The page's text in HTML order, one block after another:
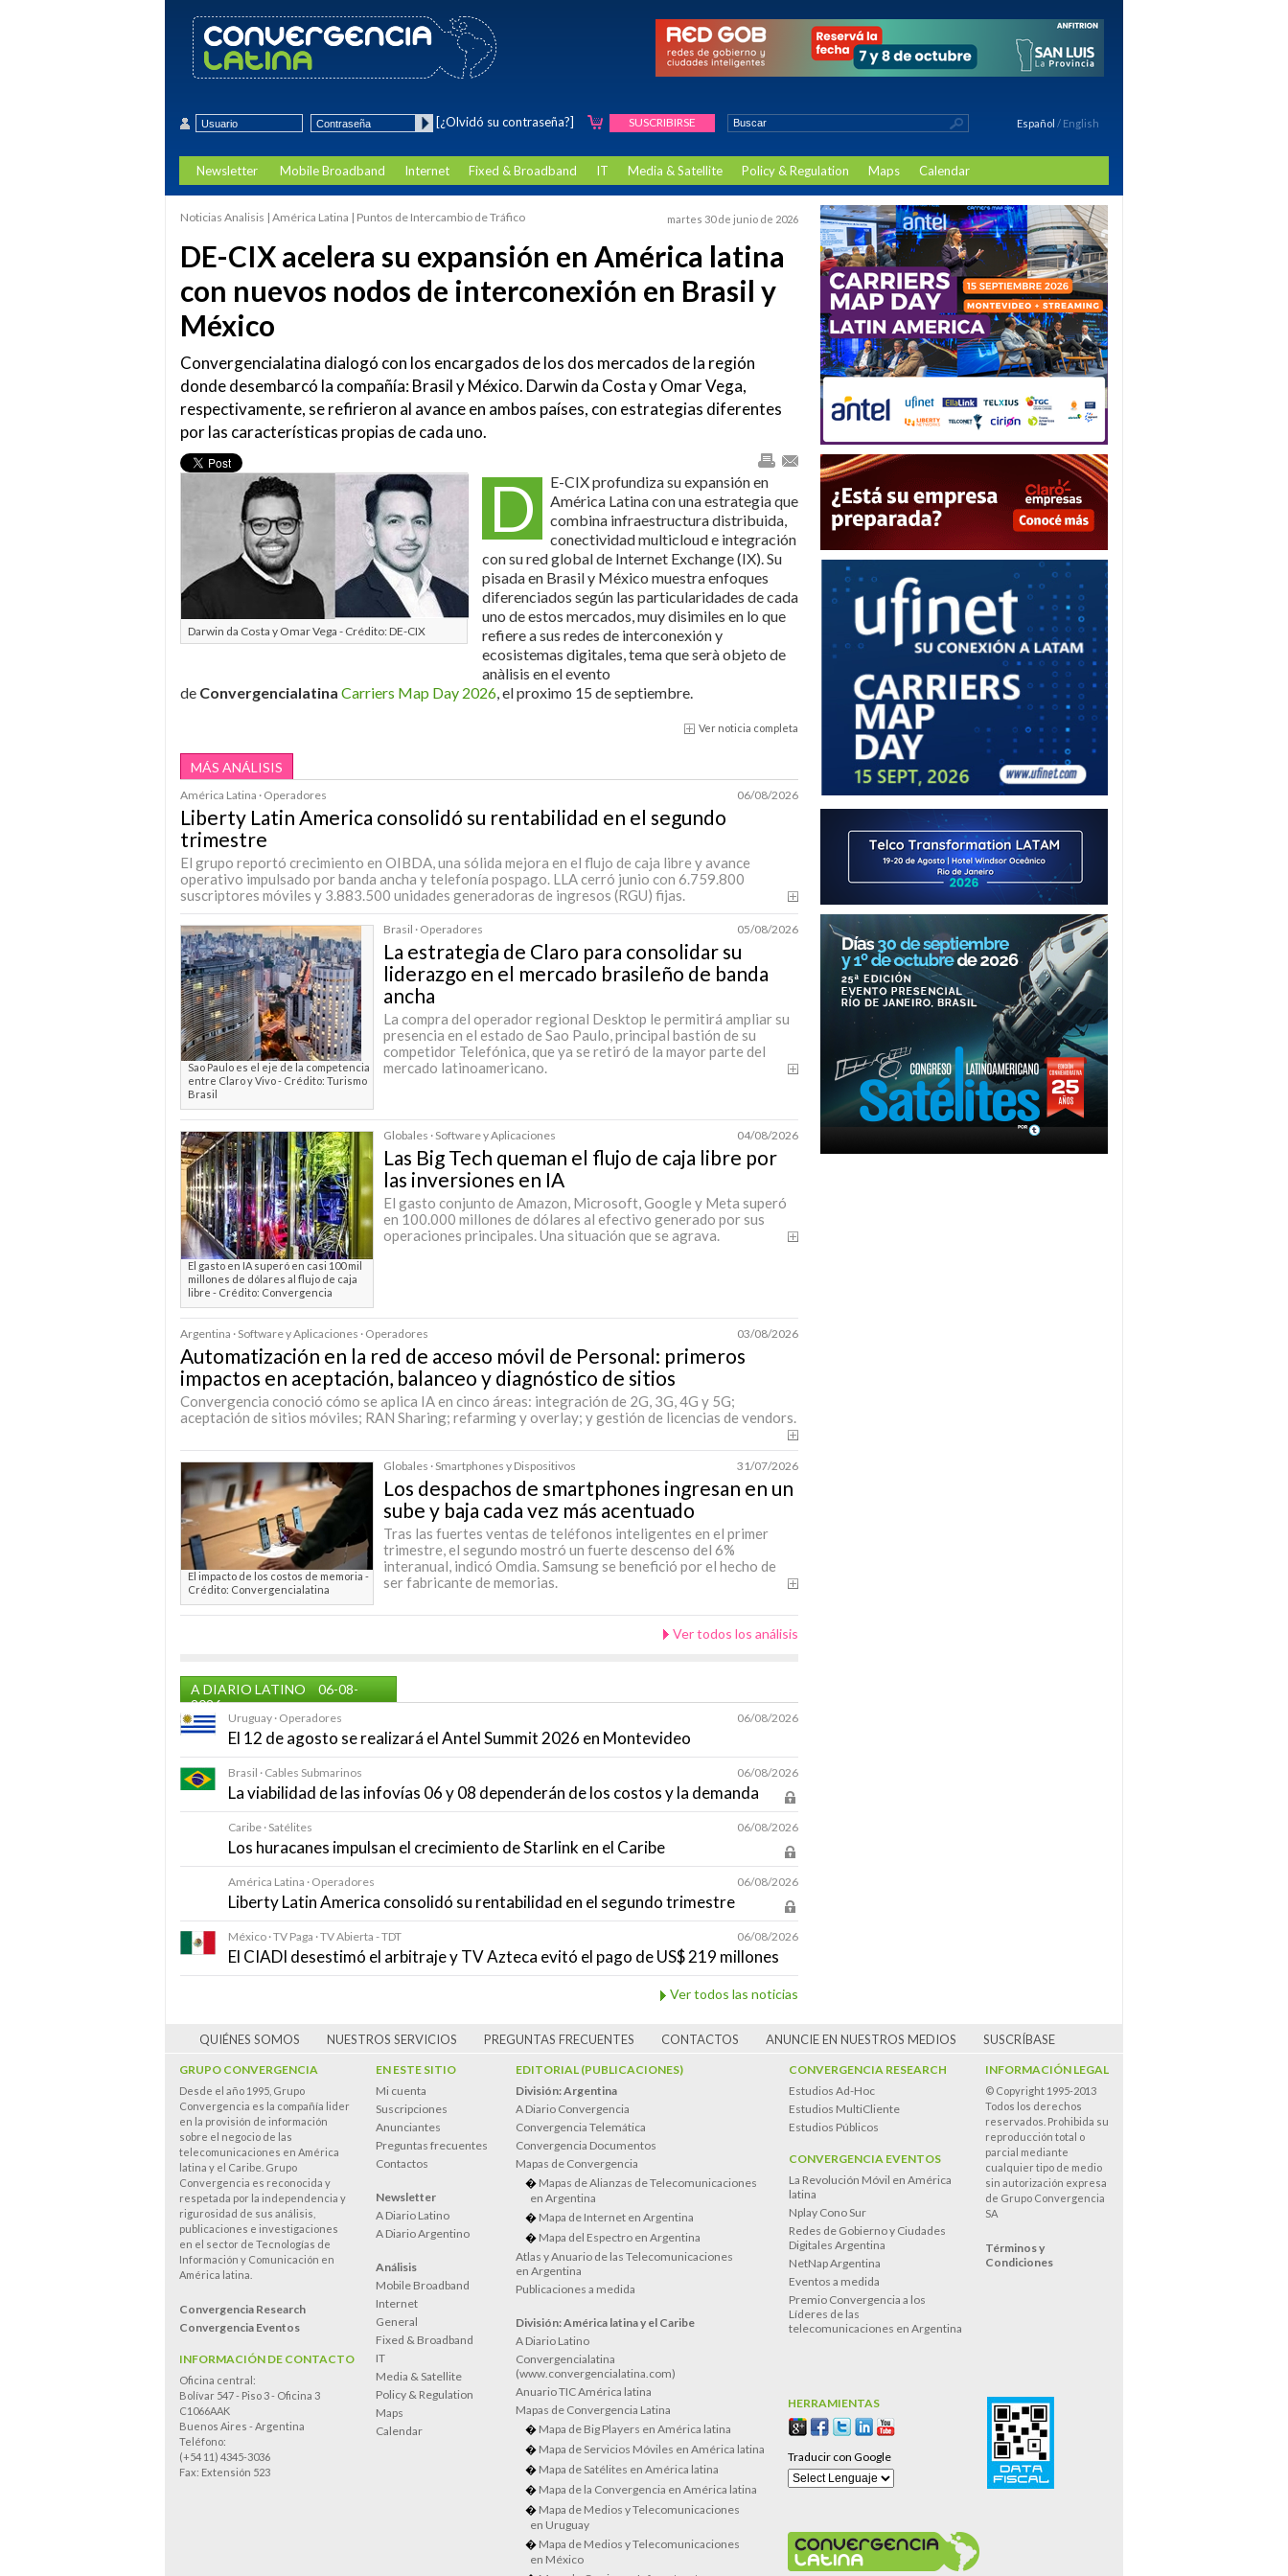
[¿Olvidó su contraseña?] SUSCRIBIRSE Español / English
Newsletter Mobile Broadband Internet Fixed & Broadband IT Media & Satellite Policy & Regulation Maps Calendar
martes 30 de junio de 2026
Noticias Analisis | América Latina | Puntos de Intercambio de Tráfico
DE-CIX acelera su expansión en América latina
con nuevos nodos de interconexión en Brasil y
México
Convergencialatina dialogó con los encargados de los dos mercados de la región
donde desembarcó la compañía: Brasil y México. Darwin da Costa y Omar Vega,
respectivamente, se refirieron al avance en ambos países, con estrategias diferentes
por las características propias de cada uno.
Darwin da Costa y Omar Vega - Crédito: DE-CIX
D
E-CIX profundiza su expansión en
América Latina con una estrategia que
combina infraestructura distribuida,
conectividad multicloud e integración
con su red global de Internet Exchange (IX). Su
pisada en Brasil y México muestra enfoques
diferenciados según las particularidades de cada
uno de estos mercados, muy disimiles en lo que
refiere a sus redes de interconexión y
ecosistemas digitales, tema que serà objeto de
anàlisis en el evento
de Convergencialatina Carriers Map Day 2026, el proximo 15 de septiembre.
Ver noticia completa
MÁS ANÁLISIS
América Latina · Operadores 06/08/2026
Liberty Latin America consolidó su rentabilidad en el segundo
trimestre
El grupo reportó crecimiento en OIBDA, una sólida mejora en el flujo de caja libre y avance
operativo impulsado por banda ancha y telefonía pospago. LLA cerró junio con 6.759.800
suscriptores móviles y 3.883.500 unidades generadoras de ingresos (RGU) fijas.
Sao Paulo es el eje de la competencia
entre Claro y Vivo - Crédito: Turismo
Brasil
Brasil · Operadores 05/08/2026
La estrategia de Claro para consolidar su
liderazgo en el mercado brasileño de banda
ancha
La compra del operador regional Desktop le permitirá ampliar su
presencia en el estado de Sao Paulo, principal bastión de su
competidor Telefónica, que ya se retiró de la mayor parte del
mercado latinoamericano.
El gasto en IA superó en casi 100 mil
millones de dólares al flujo de caja
libre - Crédito: Convergencia
Globales · Software y Aplicaciones 04/08/2026
Las Big Tech queman el flujo de caja libre por
las inversiones en IA
El gasto conjunto de Amazon, Microsoft, Google y Meta superó
en 100.000 millones de dólares al efectivo generado por sus
operaciones principales. Una situación que se agrava.
Argentina · Software y Aplicaciones · Operadores 03/08/2026
Automatización en la red de acceso móvil de Personal: primeros
impactos en aceptación, balanceo y diagnóstico de sitios
Convergencia conoció cómo se aplica IA en cinco áreas: integración de 2G, 3G, 4G y 5G;
aceptación de sitios móviles; RAN Sharing; refarming y overlay; y gestión de licencias de vendors.
El impacto de los costos de memoria -
Crédito: Convergencialatina
Globales · Smartphones y Dispositivos 31/07/2026
Los despachos de smartphones ingresan en un
sube y baja cada vez más acentuado
Tras las fuertes ventas de teléfonos inteligentes en el primer
trimestre, el segundo mostró un fuerte descenso del 6%
interanual, indicó Omdia. Samsung se benefició por el hecho de
ser fabricante de memorias.
Ver todos los análisis
A DIARIO LATINO
06-08-
2026
Uruguay · Operadores 06/08/2026
El 12 de agosto se realizará el Antel Summit 2026 en Montevideo
Brasil · Cables Submarinos 06/08/2026
La viabilidad de las infovías 06 y 08 dependerán de los costos y la demanda
Caribe · Satélites 06/08/2026
Los huracanes impulsan el crecimiento de Starlink en el Caribe
América Latina · Operadores 06/08/2026
Liberty Latin America consolidó su rentabilidad en el segundo trimestre
México · TV Paga · TV Abierta - TDT 06/08/2026
El CIADI desestimó el arbitraje y TV Azteca evitó el pago de US$ 219 millones
Ver todos las noticias
QUIÉNES SOMOS NUESTROS SERVICIOS PREGUNTAS FRECUENTES CONTACTOS ANUNCIE EN NUESTROS MEDIOS SUSCRÍBASE
GRUPO CONVERGENCIA
Desde el año 1995, Grupo
Convergencia es la compañía lider
en la provisión de información
sobre el negocio de las
telecomunicaciones en América
latina y el Caribe. Grupo
Convergencia es reconocida y
respetada por la independencia y
rigurosidad de sus análisis,
publicaciones e investigaciones
en el sector de Tecnologías de
Información y Comunicación en
América latina.
Convergencia Research
Convergencia Eventos
INFORMACIÓN DE CONTACTO
Oficina central:
Bolívar 547 - Piso 3 - Oficina 3
C1066AAK
Buenos Aires - Argentina
Teléfono:
(+54 11) 4345-3036
Fax: Extensión 523
EN ESTE SITIO
Mi cuenta
Suscripciones
Anunciantes
Preguntas frecuentes
Contactos
Newsletter
A Diario Latino
A Diario Argentino
Análisis
Mobile Broadband
Internet
General
Fixed & Broadband
IT
Media & Satellite
Policy & Regulation
Maps
Calendar
EDITORIAL (PUBLICACIONES)
División: Argentina
A Diario Convergencia
Convergencia Telemática
Convergencia Documentos
Mapas de Convergencia
Mapas de Alianzas de Telecomunicaciones
en Argentina
Mapa de Internet en Argentina
Mapa del Espectro en Argentina
Atlas y Anuario de las Telecomunicaciones
en Argentina
Publicaciones a medida
División: América latina y el Caribe
A Diario Latino
Convergencialatina
(www.convergencialatina.com)
Anuario TIC América latina
Mapas de Convergencia Latina
Mapa de Big Players en América latina
Mapa de Servicios Móviles en América latina
Mapa de Satélites en América latina
Mapa de la Convergencia en América latina
Mapa de Medios y Telecomunicaciones
en Uruguay
Mapa de Medios y Telecomunicaciones
en México
CONVERGENCIA RESEARCH
Estudios Ad-Hoc
Estudios MultiCliente
Estudios Públicos
CONVERGENCIA EVENTOS
La Revolución Móvil en América
latina
Nplay Cono Sur
Redes de Gobierno y Ciudades
Digitales Argentina
NetNap Argentina
Eventos a medida
Premio Convergencia a los
Líderes de las
telecomunicaciones en Argentina
INFORMACIÓN LEGAL
© Copyright 1995-2013
Todos los derechos
reservados. Prohibida su
reproducción total o
parcial mediante
cualquier tipo de medio
sin autorización expresa
de Grupo Convergencia
SA
Términos y
Condiciones
HERRAMIENTAS
Traducir con Google